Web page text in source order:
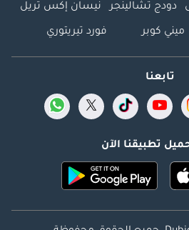
دودج تشالينجر نيسان إكس تريل
ميني كوبر فورد تيريتوري
تابعنا
تطبيقنا الآن